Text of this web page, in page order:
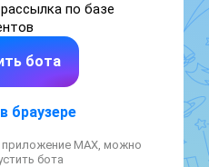
по базе
бота
браузере
приложение MAX, можно
бота